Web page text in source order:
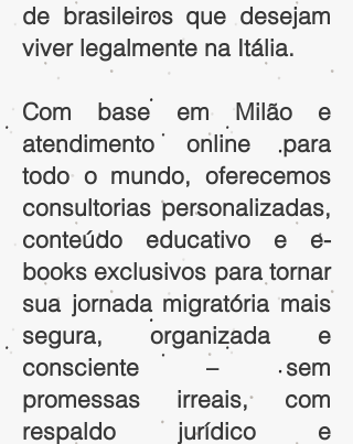
de brasileiros que desejam
viver legalmente na Itália.
Com base em Milão e
atendimento online para
todo o mundo, oferecemos
consultorias personalizadas,
conteúdo educativo e e-
books exclusivos para tornar
sua jornada migratória mais
segura, organizada e
consciente – sem
promessas irreais, com
respaldo jurídico e